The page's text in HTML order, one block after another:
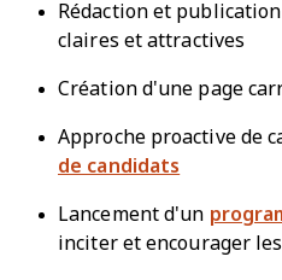
Rédaction et
claires et attractives
Création d'une page
Approche proactive de
de candidats
Lancement d'un
inciter et encourager